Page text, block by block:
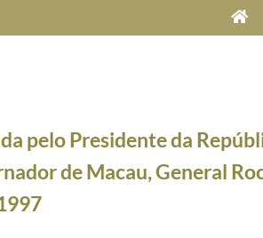
de 2012
pelo Presidente da
de Macau, General